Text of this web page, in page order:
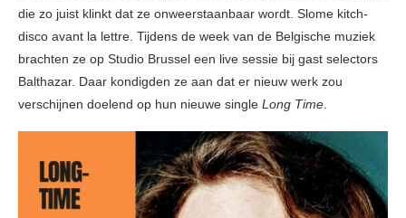
die zo juist klinkt dat ze onweerstaanbaar wordt. Slome kitch-
disco avant la lettre. Tijdens de week van de Belgische muziek
brachten ze op Studio Brussel een live sessie bij gast selectors
Balthazar. Daar kondigden ze aan dat er nieuw werk zou
verschijnen doelend op hun nieuwe single Long Time.